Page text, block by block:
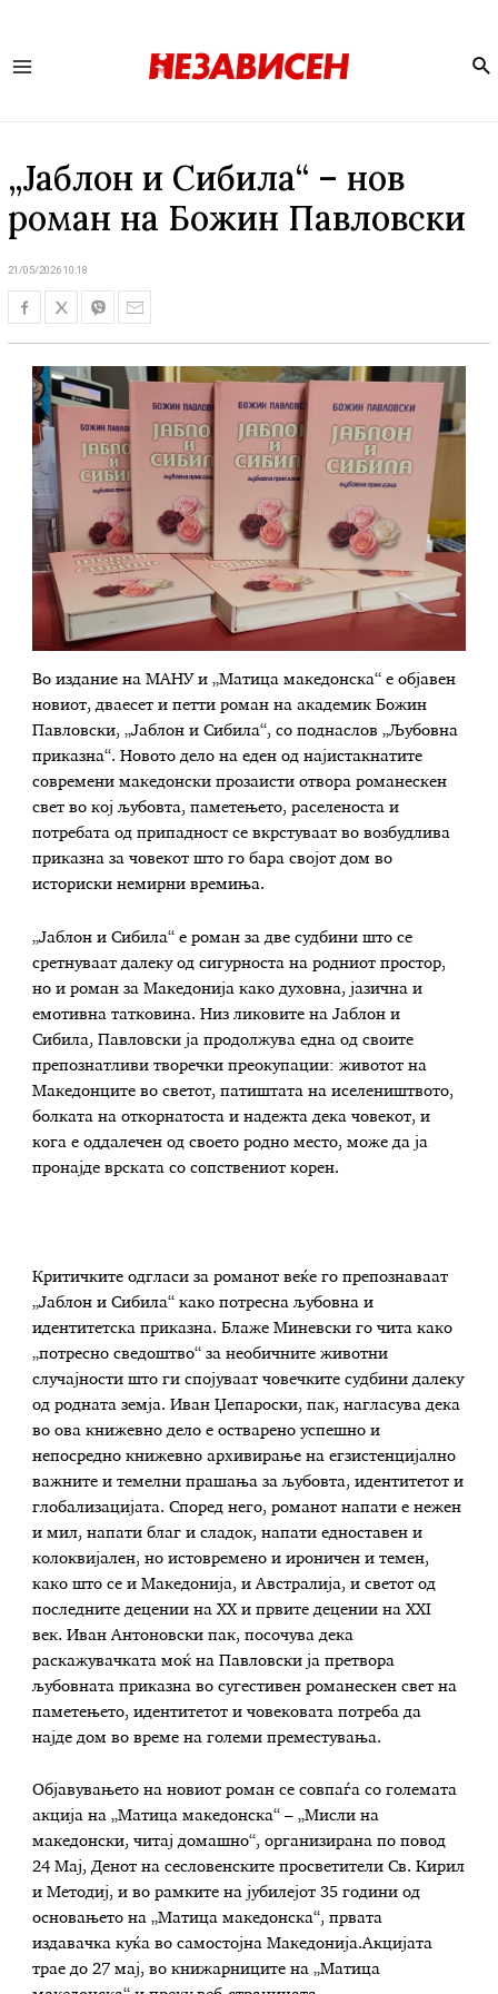
„Јаблон и Сибила“ – нов
роман на Божин Павловски
21/05/2026 10:18
Во издание на МАНУ и „Матица македонска“ е објавен
новиот, дваесет и петти роман на академик Божин
Павловски, „Јаблон и Сибила“, со поднаслов „Љубовна
приказна“. Новото дело на еден од најистакнатите
современи македонски прозаисти отвора романескен
свет во кој љубовта, паметењето, раселеноста и
потребата од припадност се вкрстуваат во возбудлива
приказна за човекот што го бара својот дом во
историски немирни времиња.
„Јаблон и Сибила“ е роман за две судбини што се
сретнуваат далеку од сигурноста на родниот простор,
но и роман за Македонија како духовна, јазична и
емотивна татковина. Низ ликовите на Јаблон и
Сибила, Павловски ја продолжува една од своите
препознатливи творечки преокупации: животот на
Македонците во светот, патиштата на иселеништвото,
болката на откорнатоста и надежта дека човекот, и
кога е оддалечен од своето родно место, може да ја
пронајде врската со сопствениот корен.
Критичките одгласи за романот веќе го препознаваат
„Јаблон и Сибила“ како потресна љубовна и
идентитетска приказна. Блаже Миневски го чита како
„потресно сведоштво“ за необичните животни
случајности што ги спојуваат човечките судбини далеку
од родната земја. Иван Џепароски, пак, нагласува дека
во ова книжевно дело е остварено успешно и
непосредно книжевно архивирање на егзистенцијално
важните и темелни прашања за љубовта, идентитетот и
глобализацијата. Според него, романот напати е нежен
и мил, напати благ и сладок, напати едноставен и
колоквијален, но истовремено и ироничен и темен,
како што се и Македонија, и Австралија, и светот од
последните децении на XX и првите децении на XXI
век. Иван Антоновски пак, посочува дека
раскажувачката моќ на Павловски ја претвора
љубовната приказна во сугестивен романескен свет на
паметењето, идентитетот и човековата потреба да
најде дом во време на големи преместувања.
Објавувањето на новиот роман се совпаѓа со големата
акција на „Матица македонска“ – „Мисли на
македонски, читај домашно“, организирана по повод
24 Мај, Денот на сесловенските просветители Св. Кирил
и Методиј, и во рамките на јубилејот 35 години од
основањето на „Матица македонска“, првата
издавачка куќа во самостојна Македонија.Акцијата
трае до 27 мај, во книжарниците на „Матица